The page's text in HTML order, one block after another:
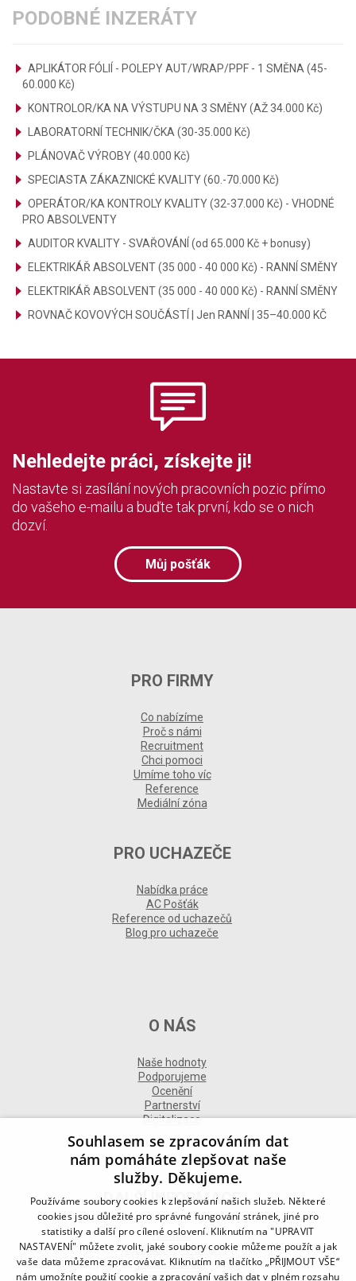
PODOBNÉ INZERÁTY
APLIKÁTOR FÓLIÍ - POLEPY AUT/WRAP/PPF - 1 SMĚNA (45-
60.000 Kč)
KONTROLOR/KA NA VÝSTUPU NA 3 SMĚNY (AŽ 34.000 Kč)
LABORATORNÍ TECHNIK/ČKA (30-35.000 Kč)
PLÁNOVAČ VÝROBY (40.000 Kč)
SPECIASTA ZÁKAZNICKÉ KVALITY (60.-70.000 Kč)
OPERÁTOR/KA KONTROLY KVALITY (32-37.000 Kč) - VHODNÉ
PRO ABSOLVENTY
AUDITOR KVALITY - SVAŘOVÁNÍ (od 65.000 Kč + bonusy)
ELEKTRIKÁŘ ABSOLVENT (35 000 - 40 000 Kč) - RANNÍ SMĚNY
ELEKTRIKÁŘ ABSOLVENT (35 000 - 40 000 Kč) - RANNÍ SMĚNY
ROVNAČ KOVOVÝCH SOUČÁSTÍ | Jen RANNÍ | 35–40.000 KČ
Nehledejte práci, získejte ji!
Nastavte si zasílání nových pracovních pozic přímo
do vašeho e-mailu a buďte tak první, kdo se o nich
dozví.
Můj pošťák
PRO FIRMY
Co nabízíme
Proč s námi
Recruitment
Chci pomoci
Umíme toho víc
Reference
Mediální zóna
PRO UCHAZEČE
Nabídka práce
AC Pošťák
Reference od uchazečů
Blog pro uchazeče
O NÁS
Naše hodnoty
Podporujeme
Ocenění
Partnerství
Digitalizace
DALŠÍ INFORMACE
Kontakt
Naše odborné divize
Naše pobočky
Zásady zpracování osobních údajů
Souhlasem se zpracováním dat
nám pomáháte zlepšovat naše
služby. Děkujeme.
Používáme soubory cookies k zlepšování našich služeb. Některé
cookies jsou důležité pro správné fungování stránek, jiné pro
statistiky a další pro cílené oslovení. Kliknutím na "UPRAVIT
NASTAVENÍ" můžete zvolit, jaké soubory cookie můžeme použít a jak
vaše data můžeme zpracovávat. Kliknutím na tlačítko „PŘIJMOUT VŠE“
nám umožníte použití cookie a zpracování vašich dat v plném rozsahu